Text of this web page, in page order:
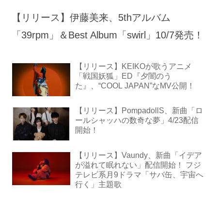
【リリース】伊藤美来、5thアルバム
「39rpm」＆Best Album「swirl」10/7発売！
【リリース】KEIKOが歌うアニメ
「戦国妖狐」ED『夕闇のう
た』、“COOL JAPAN”なMV公開！
【リリース】PompadollS、新曲「ロ
ールシャッハの数奇な夢」4/23配信
開始！
【リリース】Vaundy、新曲「イデア
が溢れて眠れない」配信開始！ フジ
テレビ系月9ドラマ「サバ缶、宇宙へ
行く」主題歌